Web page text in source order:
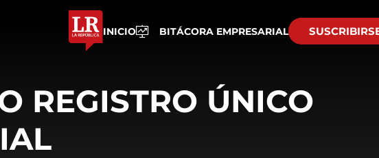
INICIO BITÁCORA EMPRESARIAL
REGISTRO ÚNICO